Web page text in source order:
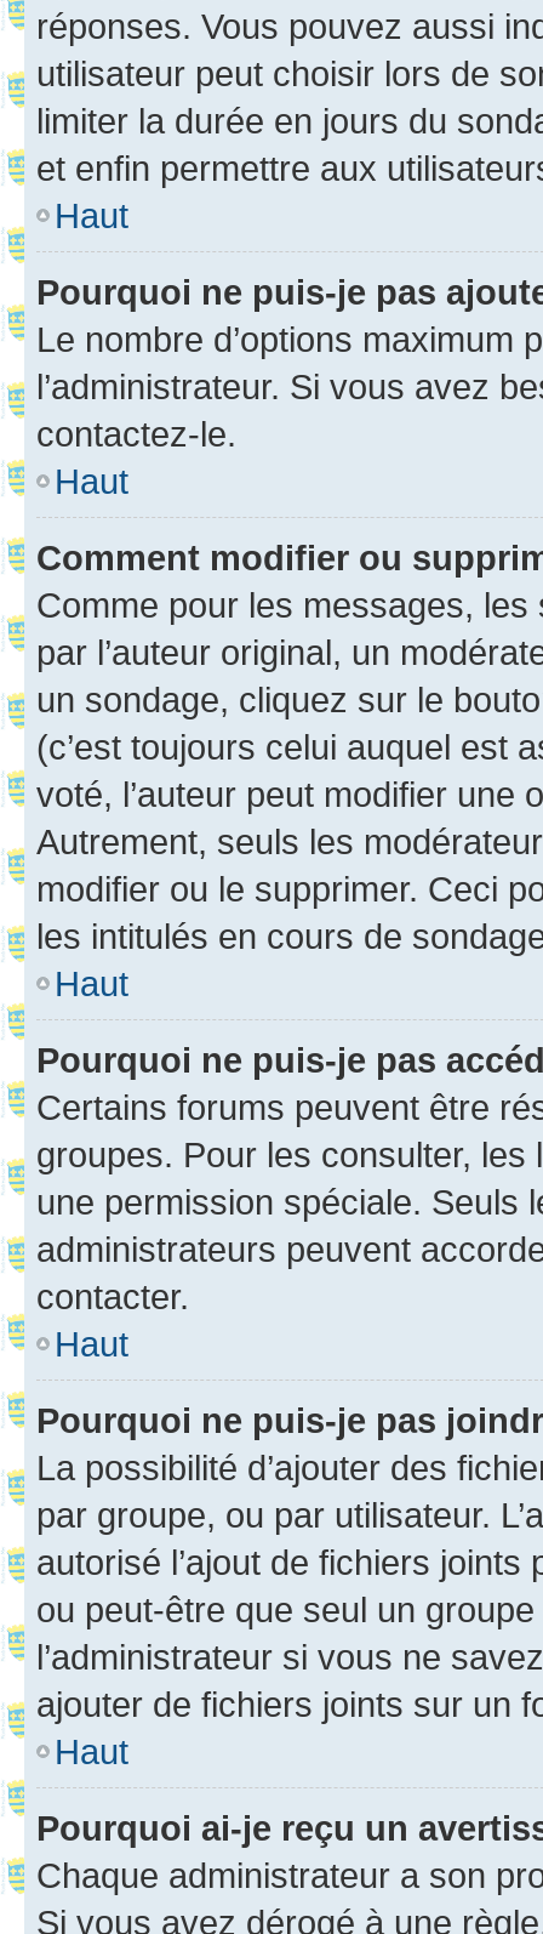
réponses. Vous pouvez aussi
utilisateur peut choisir lors de
limiter la durée en jours du
et enfin permettre aux
Haut
Pourquoi ne puis-je pas
Le nombre d’options maximum
l’administrateur. Si vous avez
contactez-le.
Haut
Comment modifier ou
Comme pour les messages,
par l’auteur original, un
un sondage, cliquez sur le
(c’est toujours celui auquel est
voté, l’auteur peut modifier une
Autrement, seuls les
modifier ou le supprimer. Ceci
les intitulés en cours de
Haut
Pourquoi ne puis-je pas
Certains forums peuvent être
groupes. Pour les consulter,
une permission spéciale. Seuls
administrateurs peuvent
contacter.
Haut
Pourquoi ne puis-je pas
La possibilité d’ajouter des
par groupe, ou par utilisateur.
autorisé l’ajout de fichiers
ou peut-être que seul un
l’administrateur si vous ne
ajouter de fichiers joints sur un
Haut
Pourquoi ai-je reçu un
Chaque administrateur a son
Si vous avez dérogé à une